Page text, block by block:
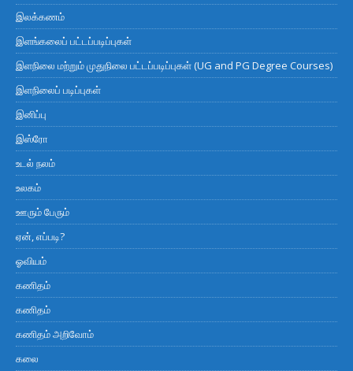
இலக்கணம்
இளங்கலைப் பட்டப்படிப்புகள்
இளநிலை மற்றும் முதுநிலை பட்டப்படிப்புகள் (UG and PG Degree Courses)
இளநிலைப் படிப்புகள்
இனிப்பு
இஸ்ரோ
உடல் நலம்
உலகம்
ஊரும் பேரும்
ஏன், எப்படி?
ஓவியம்
கணிதம்
கணிதம்
கணிதம் அறிவோம்
கலை